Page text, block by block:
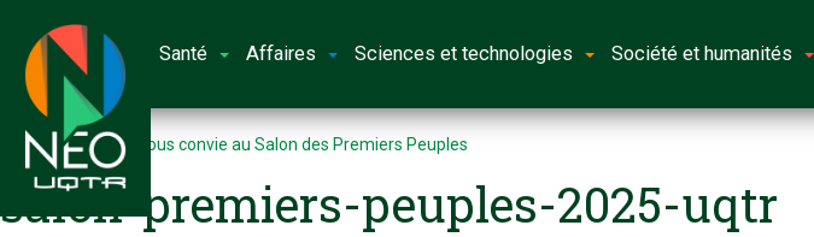
Santé Affaires Sciences et technologies Société et humanités
Accueil L’UQTR vous convie au Salon des Premiers Peuples
salon-premiers-peuples-2025-uqtr